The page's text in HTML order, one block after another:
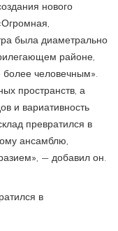
нового
была диаметрально
районе,
более человечным».
пространств, а
и вариативность
превратился в
ансамблю,
— добавил он.